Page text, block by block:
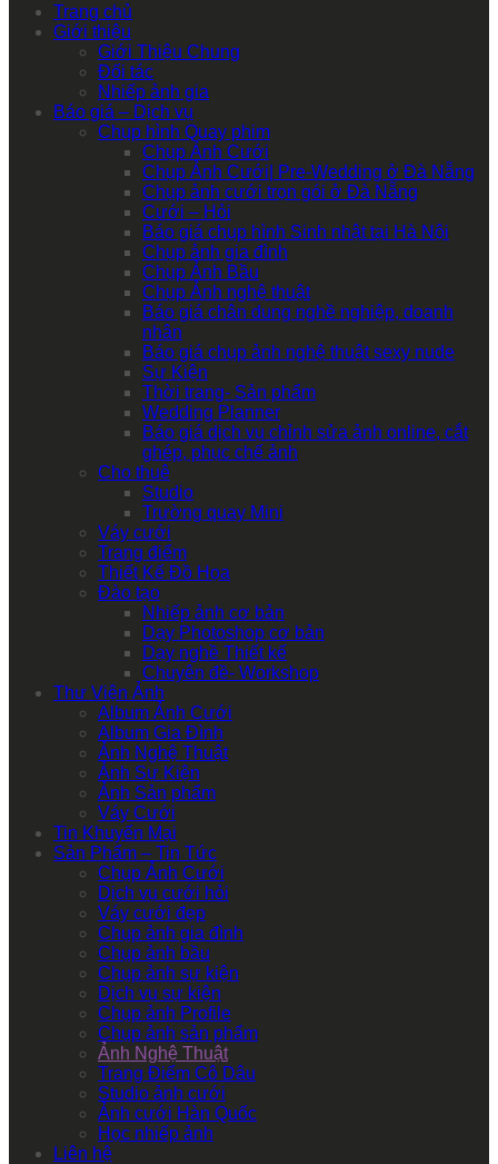
Trang chủ
Giới thiệu
Giới Thiệu Chung
Đối tác
Nhiếp ảnh gia
Báo giá – Dịch vụ
Chụp hình Quay phim
Chụp Ảnh Cưới
Chụp Ảnh Cưới| Pre-Wedding ở Đà Nẵng
Chụp ảnh cưới trọn gói ở Đà Nẵng
Cưới – Hỏi
Báo giá chụp hình Sinh nhật tại Hà Nội
Chụp ảnh gia đình
Chụp Ảnh Bầu
Chụp Ảnh nghệ thuật
Báo giá chân dung nghề nghiệp, doanh
nhân
Báo giá chụp ảnh nghệ thuật sexy nude
Sự Kiện
Thời trang- Sản phẩm
Wedding Planner
Báo giá dịch vụ chỉnh sửa ảnh online, cắt
ghép, phục chế ảnh
Cho thuê
Studio
Trường quay Mini
Váy cưới
Trang điểm
Thiết Kế Đồ Họa
Đào tạo
Nhiếp ảnh cơ bản
Dạy Photoshop cơ bản
Dạy nghề Thiết kế
Chuyên đề- Workshop
Thư Viện Ảnh
Album Ảnh Cưới
Album Gia Đình
Ảnh Nghệ Thuật
Ảnh Sự Kiện
Ảnh Sản phẩm
Váy Cưới
Tin Khuyến Mại
Sản Phẩm – Tin Tức
Chụp Ảnh Cưới
Dịch vụ cưới hỏi
Váy cưới đẹp
Chụp ảnh gia đình
Chụp ảnh bầu
Chụp ảnh sự kiện
Dịch vụ sự kiện
Chụp ảnh Profile
Chụp ảnh sản phẩm
Ảnh Nghệ Thuật
Trang Điểm Cô Dâu
Studio ảnh cưới
Ảnh cưới Hàn Quốc
Học nhiếp ảnh
Liên hệ